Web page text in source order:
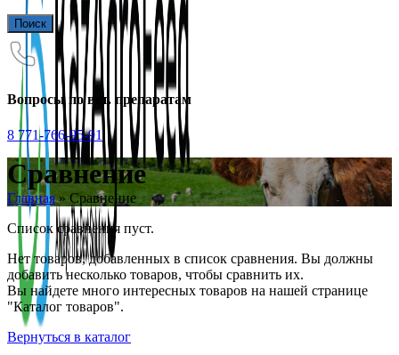
Поиск
Вопросы по вет. препаратам
8 771-766-95-91
Сравнение
Главная»Сравнение
Список сравнения пуст.
Нет товаров, добавленных в список сравнения. Вы должны
добавить несколько товаров, чтобы сравнить их.
Вы найдете много интересных товаров на нашей странице
"Каталог товаров".
Вернуться в каталог